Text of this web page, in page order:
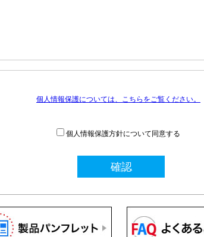
個人情報保護については、こちらをご覧ください。
個人情報保護方針について同意する
確認